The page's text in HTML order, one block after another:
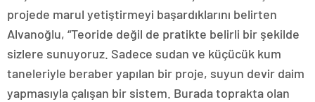
projede marul yetiştirmeyi başardıklarını belirten
Alvanoğlu, “Teoride değil de pratikte belirli bir şekilde
sizlere sunuyoruz. Sadece sudan ve küçücük kum
taneleriyle beraber yapılan bir proje, suyun devir daim
yapmasıyla çalışan bir sistem. Burada toprakta olan